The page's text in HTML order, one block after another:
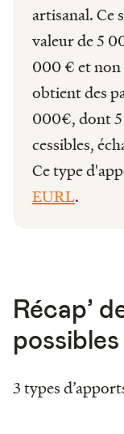
artisanal. Ce
valeur de 5
000 € et non
obtient des
000€, dont
cessibles,
Ce type
EURL.
Récap’
3 types